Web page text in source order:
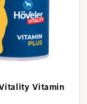
Vitamin